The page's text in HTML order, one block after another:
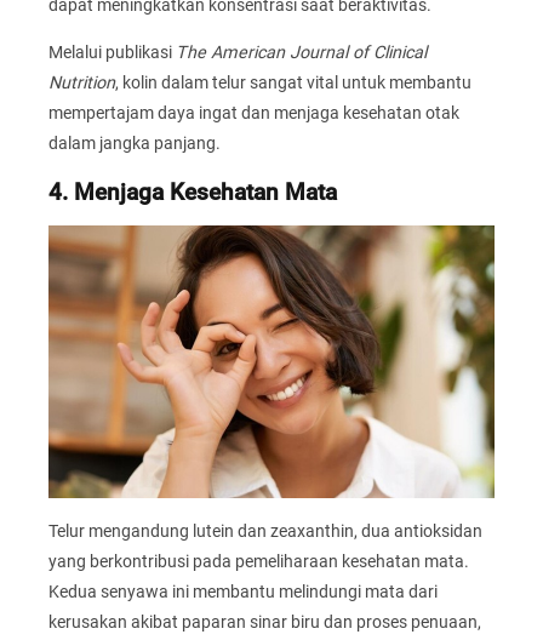
dapat meningkatkan konsentrasi saat beraktivitas.
Melalui publikasi The American Journal of Clinical
Nutrition, kolin dalam telur sangat vital untuk membantu
mempertajam daya ingat dan menjaga kesehatan otak
dalam jangka panjang.
4. Menjaga Kesehatan Mata
Telur mengandung lutein dan zeaxanthin, dua antioksidan
yang berkontribusi pada pemeliharaan kesehatan mata.
Kedua senyawa ini membantu melindungi mata dari
kerusakan akibat paparan sinar biru dan proses penuaan,